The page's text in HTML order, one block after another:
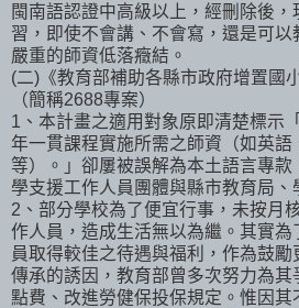
閩南語認證中高級以上，經刪除後
習，即使不會講、不會寫，還是可
嚴重的師資低落癥結。
(二)《教育部補助各縣市政府增置國
（簡稱2688專案）
1、本計畫之適用對象原即清楚標示
年一貫課程實施所需之師資（如英
等）。」卻屢被誤解為本土語言專
學支援工作人員團體與縣市教育局、
2、部分學校為了便宜行事，未按月
作人員，造成生活無以為繼。其實為
員取得較佳之待遇與福利，作為鼓
傳承的誘因，教育部曾多次努力為
點費、改進勞健保投保規定。惟因其